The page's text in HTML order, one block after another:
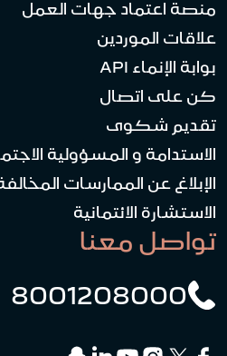
منصة اعتماد جهات العمل
علاقات الموردين
بوابة الإنماء API
كن على اتصال
تقديم شكوى
الاستدامة و المسؤولية
الإبلاغ عن الممارسات
الاستشارة الائتمانية
تواصل معنا
8001208000